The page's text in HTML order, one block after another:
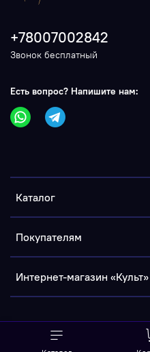
Каталог
Покупателям
Интернет-магазин «Культ»
+78007002842
Звонок бесплатный
Есть вопрос? Напишите нам: